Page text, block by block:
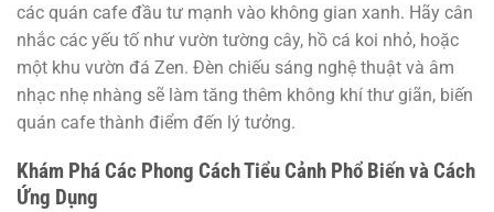
các quán cafe đầu tư mạnh vào không gian xanh. Hãy cân
nhắc các yếu tố như vườn tường cây, hồ cá koi nhỏ, hoặc
một khu vườn đá Zen. Đèn chiếu sáng nghệ thuật và âm
nhạc nhẹ nhàng sẽ làm tăng thêm không khí thư giãn, biến
quán cafe thành điểm đến lý tưởng.
Khám Phá Các Phong Cách Tiểu Cảnh Phổ Biến và Cách
Ứng Dụng